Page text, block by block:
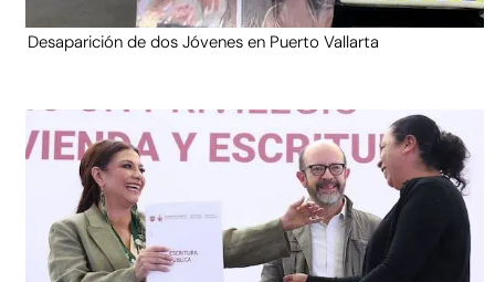
Desaparición de dos Jóvenes en Puerto Vallarta